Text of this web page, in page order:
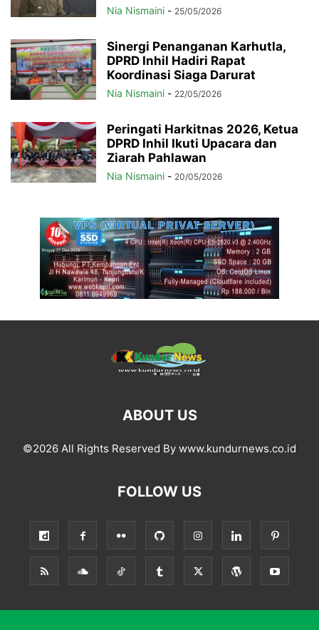
Nia Nismaini - 25/05/2026
Sinergi Penanganan Karhutla,
DPRD Inhil Hadiri Rapat
Koordinasi Siaga Darurat
Nia Nismaini - 22/05/2026
Peringati Harkitnas 2026, Ketua
DPRD Inhil Ikuti Upacara dan
Ziarah Pahlawan
Nia Nismaini - 20/05/2026
ABOUT US
©2026 All Rights Reserved By www.kundurnews.co.id
FOLLOW US